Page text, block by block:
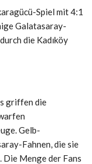
Spiel mit 4:1
Galatasaray-
die Kadıköy
griffen die
Gelb-
Fahnen, die sie
Die Menge der Fans